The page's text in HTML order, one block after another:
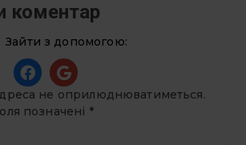
коментар
Зайти з допомогою:
не оприлюднюватиметься.
позначені *